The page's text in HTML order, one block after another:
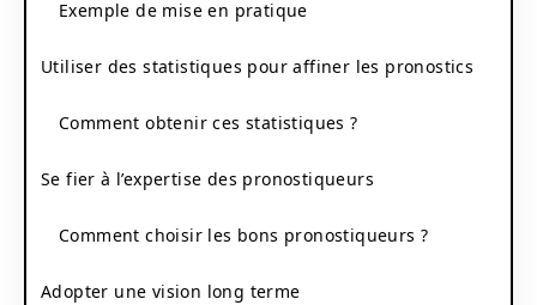
Exemple de mise en pratique
Utiliser des statistiques pour affiner les pronostics
Comment obtenir ces statistiques ?
Se fier à l’expertise des pronostiqueurs
Comment choisir les bons pronostiqueurs ?
Adopter une vision long terme